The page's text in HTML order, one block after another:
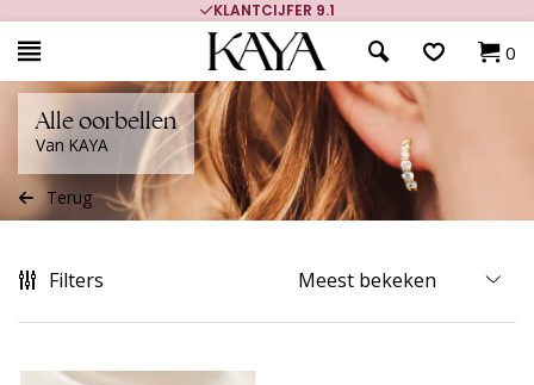
700.000+ TEVREDEN KLANTEN
0
Alle oorbellen
Van KAYA
Terug
Filters